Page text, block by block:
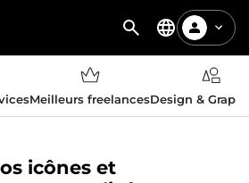
Meilleurs freelancesDesign &
icônes et